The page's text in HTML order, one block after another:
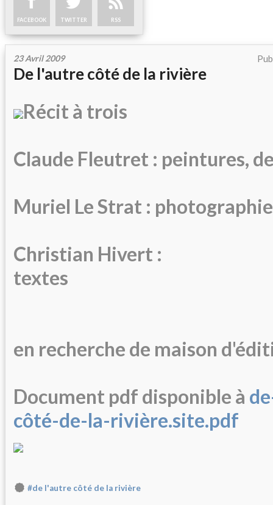
FACEBOOK TWITTER RSS
23 Avril 2009
De l'autre côté de la rivière
Récit à trois
Claude Fleutret : peintures,
Muriel Le Strat :
Christian Hivert :
textes
en recherche de maison
Document pdf disponible à
côté-de-la-rivière.site.pdf
#de l'autre côté de la rivière